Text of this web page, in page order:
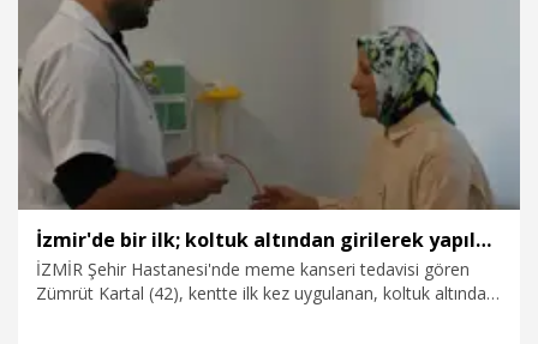
29.07.2026 Sağlık-Yaşam
İzmir'de bir ilk; koltuk altından girilerek yapılan ameliyatla kanserden kurtuldu
İZMİR Şehir Hastanesi'nde meme kanseri tedavisi gören
Zümrüt Kartal (42), kentte ilk kez uygulanan, koltuk altından